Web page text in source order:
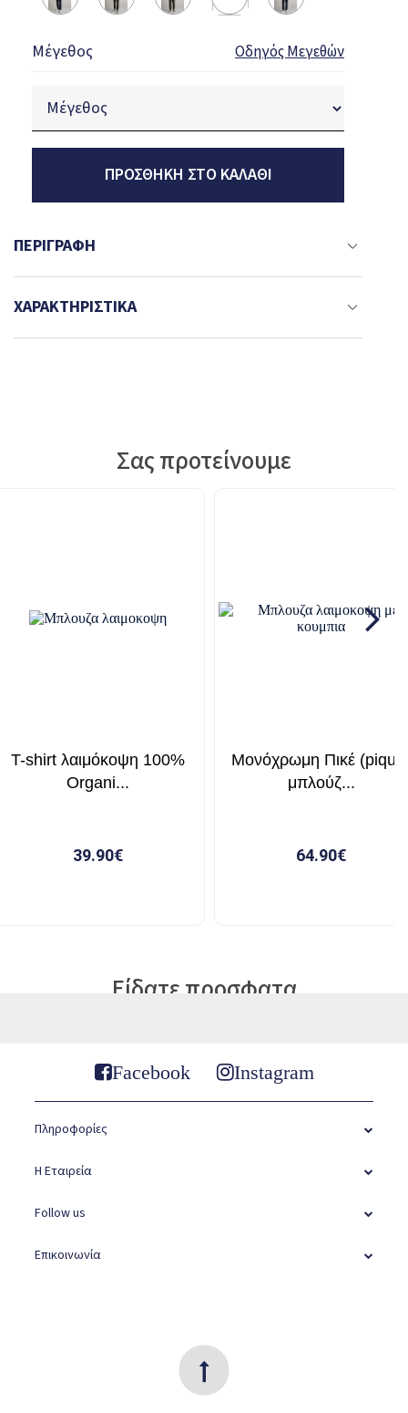
Μέγεθος Οδηγός Μεγεθών
ΠΡΟΣΘΉΚΗ ΣΤΟ ΚΑΛΆΘΙ
ΠΕΡΙΓΡΑΦΉ
ΧΑΡΑΚΤΗΡΙΣΤΙΚΆ
Σας προτείνουμε
Είδατε προσφατα
Facebook Instagram
Πληροφορίες
Η Εταιρεία
Follow us
Επικοινωνία